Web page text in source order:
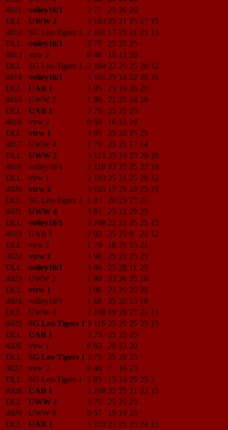
4011
volley16/1 3 77 25 26 26
DLL
UWW 2 3 103 25 21 25 17 15
4012
SG Leo-Tigers 1 2 101 17 25 21 25 13
DLL
volley16/1 3 75 25 25 25
4013
vtrw 2 0 48 15 13 20
DLL
SG Leo-Tigers 1 2 104 22 25 25 20 12
4014
volley16/1 3 101 25 14 22 25 15
DLL
UAB 1 3 95 25 19 26 25
4015
UWW 2 1 86 21 25 24 16
DLL
UAB 1 3 75 25 25 25
4016
vtrw 2 0 50 16 15 19
DLL
vtrw 1 3 95 25 20 25 25
4017
UWW 4 1 79 23 25 17 14
DLL
UWW 2 3 113 25 16 23 29 20
4018
volley16/1 2 118 23 25 25 27 18
DLL
vtrw 1 2 103 25 21 25 20 12
4020
vtrw 2 3 105 17 25 23 25 15
DLL
SG Leo-Tigers 1 1 93 20 25 27 21
4021
UWW 4 3 91 25 12 29 25
DLL
volley16/1 3 108 22 21 25 25 15
4019
UAB 1 2 92 25 25 9 21 12
DLL
vtrw 2 1 79 18 25 15 21
4022
vtrw 1 3 96 25 21 25 25
DLL
volley16/1 3 89 25 28 11 25
4023
UWW 2 1 90 23 26 25 16
DLL
vtrw 1 3 96 21 25 25 25
4024
volley16/1 1 68 25 20 13 10
DLL
UWW 4 2 108 19 28 27 21 13
4025
SG Leo-Tigers 1 3 116 25 26 25 25 15
DLL
UAB 1 3 75 25 25 25
4026
vtrw 1 0 63 20 23 20
DLL
SG Leo-Tigers 1 3 75 25 25 25
4027
vtrw 2 0 46 7 16 23
DLL
SG Leo-Tigers 1 2 83 15 16 25 25 2
4028
UAB 1 3 108 25 25 21 22 15
DLL
UWW 2 3 75 25 25 25
4029
UWW 4 0 57 15 19 23
DLL
UAB 1 3 110 21 25 25 24 15